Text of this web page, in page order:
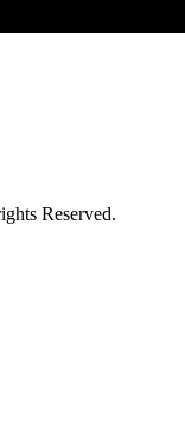
Reserved.